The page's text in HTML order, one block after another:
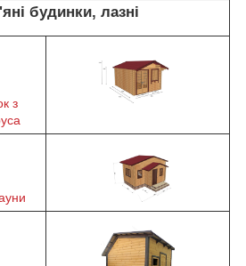
будинки, лазні
з